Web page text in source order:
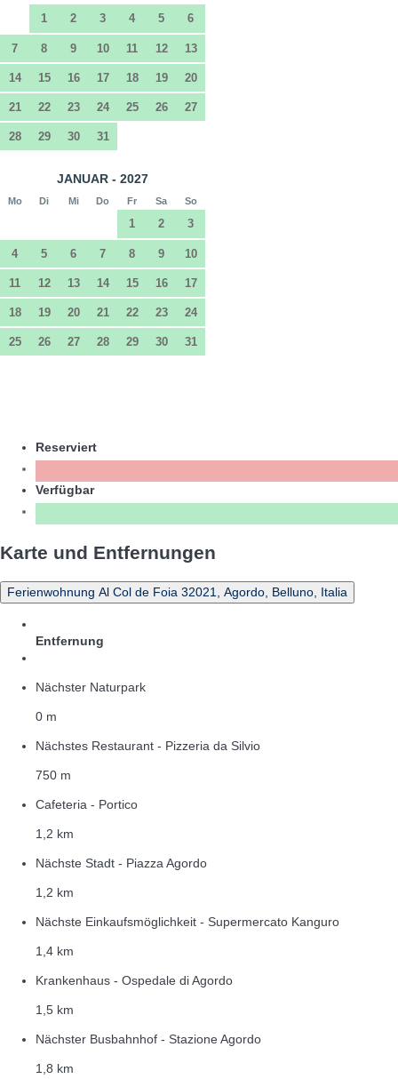
1 2 3 4 5 6
7 8 9 10 11 12 13
14 15 16 17 18 19 20
21 22 23 24 25 26 27
28 29 30 31
JANUAR - 2027
Mo Di Mi Do Fr Sa So
1 2 3
4 5 6 7 8 9 10
11 12 13 14 15 16 17
18 19 20 21 22 23 24
25 26 27 28 29 30 31
Reserviert
Verfügbar
Karte und Entfernungen
Ferienwohnung Al Col de Foia 32021, Agordo, Belluno, Italia
Entfernung
Nächster Naturpark
0 m
Nächstes Restaurant - Pizzeria da Silvio
750 m
Cafeteria - Portico
1,2 km
Nächste Stadt - Piazza Agordo
1,2 km
Nächste Einkaufsmöglichkeit - Supermercato Kanguro
1,4 km
Krankenhaus - Ospedale di Agordo
1,5 km
Nächster Busbahnhof - Stazione Agordo
1,8 km